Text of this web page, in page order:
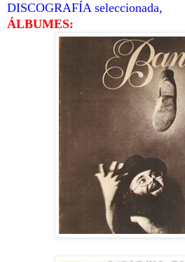
DISCOGRAFÍA seleccionada,
ÁLBUMES: